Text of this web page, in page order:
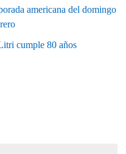
americana del domingo
cumple 80 años